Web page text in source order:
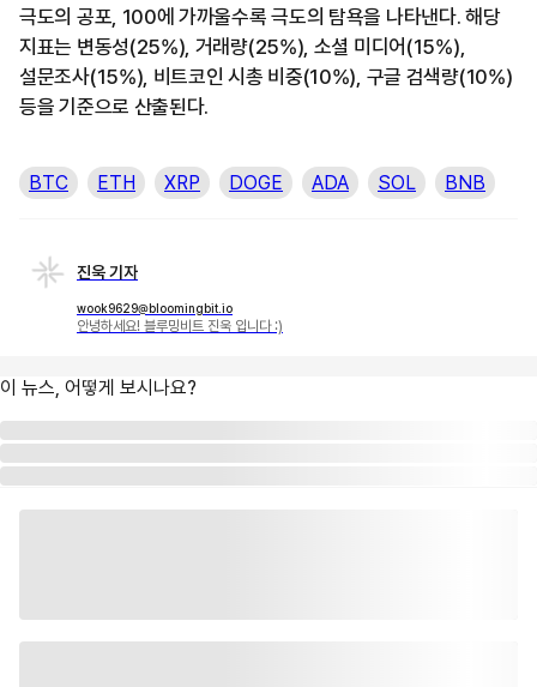
극도의 공포, 100에 가까울수록 극도의 탐욕을 나타낸다. 해당
지표는 변동성(25%), 거래량(25%), 소셜 미디어(15%),
설문조사(15%), 비트코인 시총 비중(10%), 구글 검색량(10%)
등을 기준으로 산출된다.
BTC ETH XRP DOGE ADA SOL BNB
진욱 기자
wook9629@bloomingbit.io
안녕하세요! 블루밍비트 진욱 입니다 :)
이 뉴스, 어떻게 보시나요?